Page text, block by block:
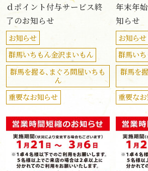
ｄポイント付与サービス終
了のお知らせ
お知らせ
群馬いちもん金沢まいもん
群馬を握る、まぐろ問屋いちも
ん
重要なお知らせ
年末年
知らせ
お知らせ
群馬い
群馬を
重要な